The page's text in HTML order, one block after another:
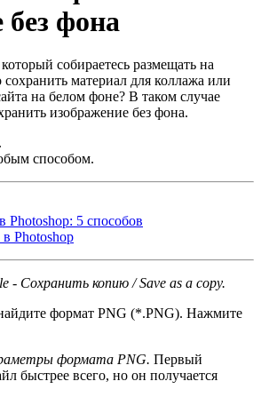
фона
собираетесь размещать на
материал для коллажа или
на белом фоне? В таком случае
изображение без фона.
способом.
Photoshop: 5 способов
Photoshop
- Сохранить копию / Save as a copy.
формат PNG (*.PNG). Нажмите
формата PNG. Первый
быстрее всего, но он получается